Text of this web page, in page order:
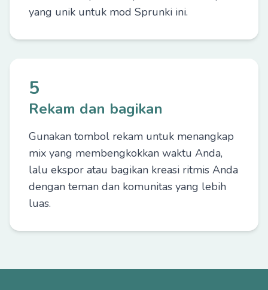
yang unik untuk mod Sprunki ini.
5
Rekam dan bagikan
Gunakan tombol rekam untuk menangkap
mix yang membengkokkan waktu Anda,
lalu ekspor atau bagikan kreasi ritmis Anda
dengan teman dan komunitas yang lebih
luas.